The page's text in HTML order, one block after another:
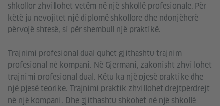
shkollor zhvillohet vetëm në një shkollë profesionale. Për
këtë ju nevojitet një diplomë shkollore dhe ndonjëherë
përvojë shtesë, si për shembull një praktikë.
Trajnimi profesional dual quhet gjithashtu trajnim
profesional në kompani. Në Gjermani, zakonisht zhvillohet
trajnimi profesional dual. Këtu ka një pjesë praktike dhe
një pjesë teorike. Trajnimi praktik zhvillohet drejtpërdrejt
në një kompani. Dhe gjithashtu shkohet në një shkollë